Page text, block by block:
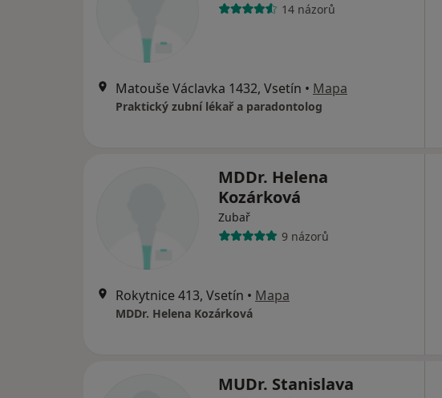
14 názorů
Matouše Václavka 1432, Vsetín • Mapa
Praktický zubní lékař a paradontolog
MDDr. Helena
Kozárková
Zubař
9 názorů
Rokytnice 413, Vsetín • Mapa
MDDr. Helena Kozárková
MUDr. Stanislava